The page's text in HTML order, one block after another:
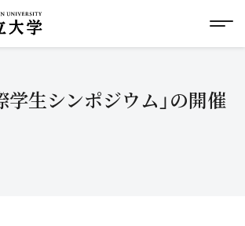
スキップ メ
学生シンポジウム」の開催